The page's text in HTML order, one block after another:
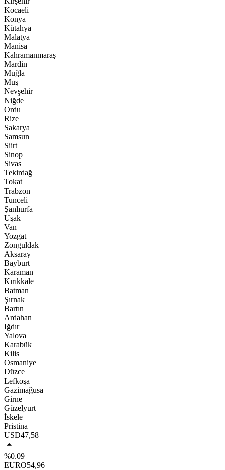
Kocaeli
Konya
Kütahya
Malatya
Manisa
Kahramanmaraş
Mardin
Muğla
Muş
Nevşehir
Niğde
Ordu
Rize
Sakarya
Samsun
Siirt
Sinop
Sivas
Tekirdağ
Tokat
Trabzon
Tunceli
Şanlıurfa
Uşak
Van
Yozgat
Zonguldak
Aksaray
Bayburt
Karaman
Kırıkkale
Batman
Şırnak
Bartın
Ardahan
Iğdır
Yalova
Karabük
Kilis
Osmaniye
Düzce
Lefkoşa
Gazimağusa
Girne
Güzelyurt
İskele
Pristina
USD47,58
%0.09
EURO54,96